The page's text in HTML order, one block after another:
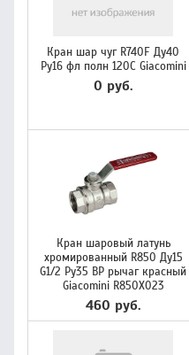
Кран шар чуг R740F Ду40
Ру16 фл полн 120С Giacomini
0 руб.
Кран шаровый латунь
хромированный R850 Ду15
G1/2 Ру35 ВР рычаг красный
Giacomini R850X023
460 руб.